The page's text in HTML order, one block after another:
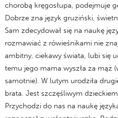
chorobą kręgosłupa, podejmuje
Dobrze zna język gruziński,
Sam zdecydował się na naukę
rozmawiać z rówieśnikami nie
ambitny, ciekawy świata, lubi się
temu jego mama wyszła za mąż
samotnie). W lutym urodziła
brata. Jest szczęśliwym
Przychodzi do nas na naukę